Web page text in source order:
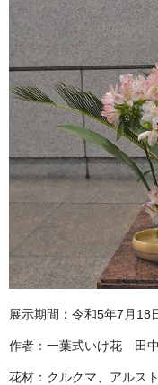
展示期間：令和5年7月18
作者：一葉式いけ花 田
花材：クルクマ、アルス